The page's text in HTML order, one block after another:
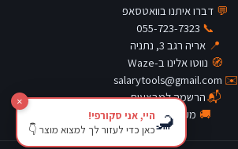
💬 דברו איתנו בוואטסאפ
📞
055-723-7323
📍 אריה רגב 3, נתניה
🧭 נווטו אלינו ב-Waze
✉️
salarytools@gmail.com
📬הרשמה למבצעים
🚚 מעקב משלוח
×
🦂היי, אני סקורפי!
כאן כדי לעזור לך למצוא מוצר 👇